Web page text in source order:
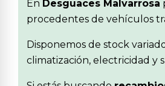
En Desguaces Malvarrosa
procedentes de vehículos
Disponemos de stock
climatización, electricidad y